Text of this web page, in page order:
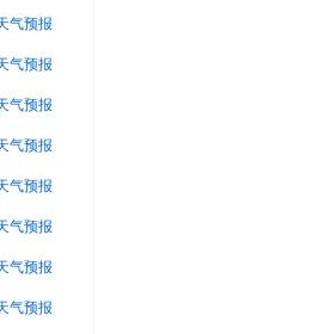
气预报
气预报
气预报
气预报
气预报
气预报
气预报
气预报